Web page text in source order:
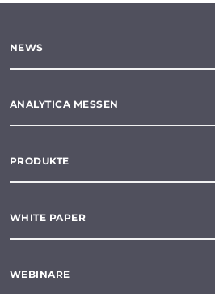
NEWS
ANALYTICA MESSEN
PRODUKTE
WHITE PAPER
WEBINARE